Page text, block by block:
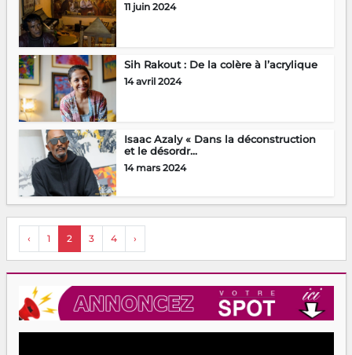
11 juin 2024
Sih Rakout : De la colère à l’acrylique
14 avril 2024
Isaac Azaly « Dans la déconstruction
et le désordr...
14 mars 2024
‹ 1 2 3 4 ›